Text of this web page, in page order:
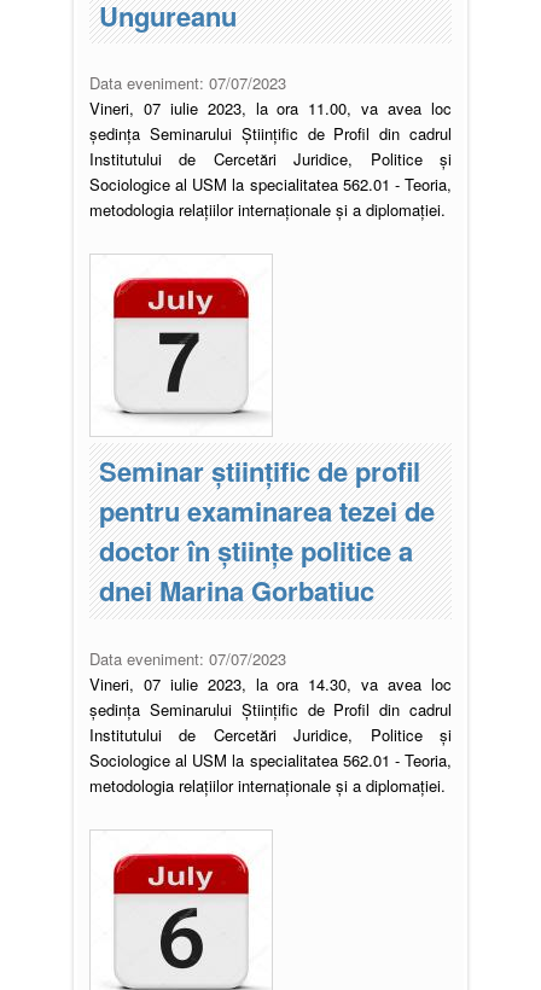
Ungureanu
Data eveniment: 07/07/2023
Vineri, 07 iulie 2023, la ora 11.00, va avea loc
ședința Seminarului Științific de Profil din cadrul
Institutului de Cercetări Juridice, Politice și
Sociologice al USM la specialitatea 562.01 - Teoria,
metodologia relațiilor internaționale și a diplomației.
Seminar științific de profil
pentru examinarea tezei de
doctor în științe politice a
dnei Marina Gorbatiuc
Data eveniment: 07/07/2023
Vineri, 07 iulie 2023, la ora 14.30, va avea loc
ședința Seminarului Științific de Profil din cadrul
Institutului de Cercetări Juridice, Politice și
Sociologice al USM la specialitatea 562.01 - Teoria,
metodologia relațiilor internaționale și a diplomației.